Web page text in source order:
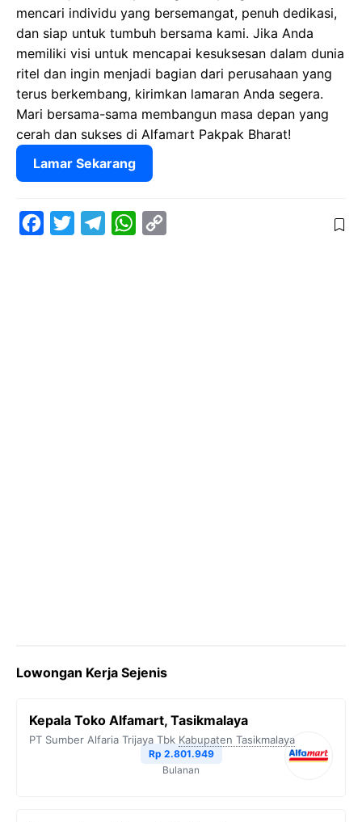
mencari individu yang bersemangat, penuh dedikasi,
dan siap untuk tumbuh bersama kami. Jika Anda
memiliki visi untuk mencapai kesuksesan dalam dunia
ritel dan ingin menjadi bagian dari perusahaan yang
terus berkembang, kirimkan lamaran Anda segera.
Mari bersama-sama membangun masa depan yang
cerah dan sukses di Alfamart Pakpak Bharat!
Lamar Sekarang
W
Lowongan Kerja Sejenis
Kepala Toko Alfamart, Tasikmalaya
PT Sumber Alfaria Trijaya Tbk Kabupaten Tasikmalaya
Rp 2.801.949
Bulanan